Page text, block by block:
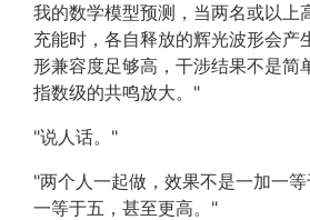
我的数学模型预测，当两名或以上
充能时，各自释放的辉光波形会产
形兼容度足够高，干涉结果不是简
指数级的共鸣放大。"
"说人话。"
"两个人一起做，效果不是一加一
一等于五，甚至更高。"